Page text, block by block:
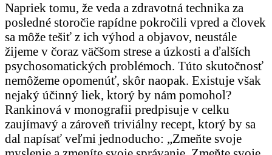
Napriek tomu, že veda a zdravotná technika za
posledné storočie rapídne pokročili vpred a človek
sa môže tešiť z ich výhod a objavov, neustále
žijeme v čoraz väčšom strese a úzkosti a ďalších
psychosomatických problémoch. Túto skutočnosť
nemôžeme opomenúť, skôr naopak. Existuje však
nejaký účinný liek, ktorý by nám pomohol?
Rankinová v monografii predpisuje v celku
zaujímavý a zároveň triviálny recept, ktorý by sa
dal napísať veľmi jednoducho: „Zmeňte svoje